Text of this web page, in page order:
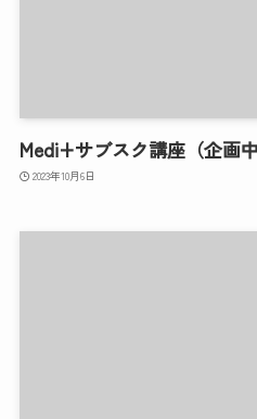
Medi+サブスク講座（企画中
2023年10月6日